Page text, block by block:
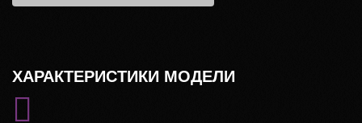
ХАРАКТЕРИСТИКИ МОДЕЛИ